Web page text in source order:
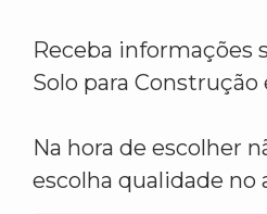
Receba informações
Solo para
Na hora de escolher
escolha qualidade